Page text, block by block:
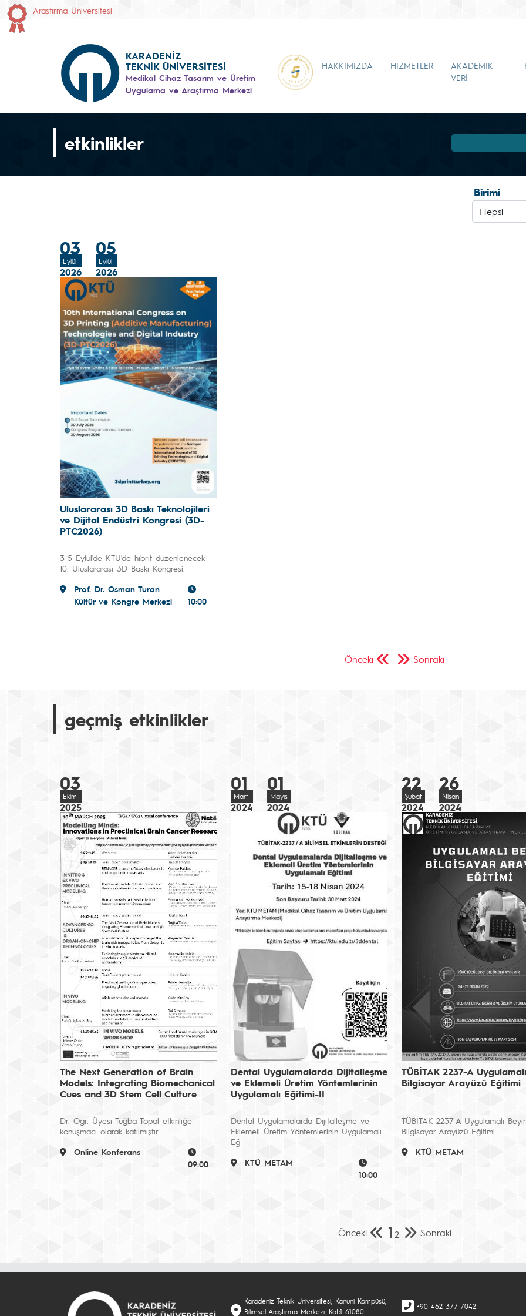
Araştırma Üniversitesi
KARADENİZ
TEKNİK ÜNİVERSİTESİ
Medikal Cihaz Tasarım ve Üretim
Uygulama ve Araştırma Merkezi
HAKKIMIZDA HİZMETLER
AKADEMİK
VERİ
etkinlikler
Birimi
03
Eylül
2026
05
Eylül
2026
Uluslararası 3D Baskı Teknolojileri
ve Dijital Endüstri Kongresi (3D-
PTC2026)
3-5 Eylül'de KTÜ'de hibrit düzenlenecek
10. Uluslararası 3D Baskı Kongresi.
Prof. Dr. Osman Turan
Kültür ve Kongre Merkezi
10:00
Önceki Sonraki
geçmiş etkinlikler
03
Ekim
2025
The Next Generation of Brain
Models: Integrating Biomechanical
Cues and 3D Stem Cell Culture
Dr. Ogr. Üyesi Tuğba Topal etkinliğe
konuşmacı olarak katılmıştır
Online Konferans
09:00
01
Mart
2024
01
Mayıs
2024
Dental Uygulamalarda Dijitalleşme
ve Eklemeli Üretim Yöntemlerinin
Uygulamalı Eğitimi-II
Dental Uygulamalarda Dijitalleşme ve
Eklemeli Üretim Yöntemlerinin Uygulamalı
Eğ
KTÜ METAM
10:00
22
Şubat
2024
26
Nisan
2024
TÜBİTAK 2237-A
Bilgisayar Arayüzü Eğitimi
TÜBİTAK 2237-A Uygulamalı
Bilgisayar Arayüzü Eğitimi
KTÜ METAM
Önceki 1 2 Sonraki
Karadeniz Teknik Üniversitesi, Kanuni Kampüsü,
Bilimsel Araştırma Merkezi, Kat:1 61080
+90 462 377 7042